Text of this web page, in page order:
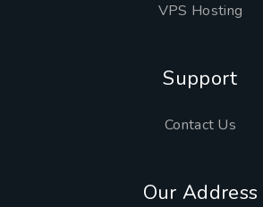
VPS Hosting
Support
Contact Us
Our Address